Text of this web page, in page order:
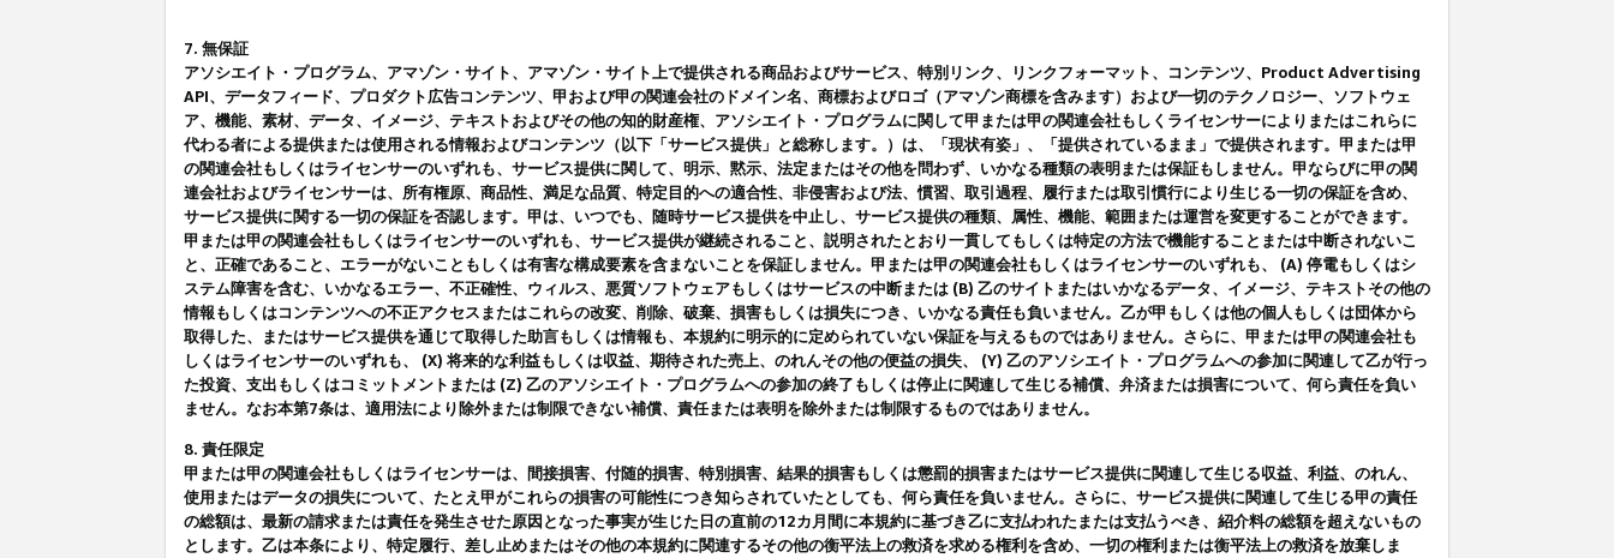
7. 無保証
アソシエイト・プログラム、アマゾン・サイト、アマゾン・サイト上で提供される商品およびサービス、特別リンク、リンクフォーマット、コンテンツ、Product Advertising
API、データフィード、プロダクト広告コンテンツ、甲および甲の関連会社のドメイン名、商標およびロゴ（アマゾン商標を含みます）および一切のテクノロジー、ソフトウェ
ア、機能、素材、データ、イメージ、テキストおよびその他の知的財産権、アソシエイト・プログラムに関して甲または甲の関連会社もしくライセンサーによりまたはこれらに
代わる者による提供または使用される情報およびコンテンツ（以下「サービス提供」と総称します。）は、「現状有姿」、「提供されているまま」で提供されます。甲または甲
の関連会社もしくはライセンサーのいずれも、サービス提供に関して、明示、黙示、法定またはその他を問わず、いかなる種類の表明または保証もしません。甲ならびに甲の関
連会社およびライセンサーは、所有権原、商品性、満足な品質、特定目的への適合性、非侵害および法、慣習、取引過程、履行または取引慣行により生じる一切の保証を含め、
サービス提供に関する一切の保証を否認します。甲は、いつでも、随時サービス提供を中止し、サービス提供の種類、属性、機能、範囲または運営を変更することができます。
甲または甲の関連会社もしくはライセンサーのいずれも、サービス提供が継続されること、説明されたとおり一貫してもしくは特定の方法で機能することまたは中断されないこ
と、正確であること、エラーがないこともしくは有害な構成要素を含まないことを保証しません。甲または甲の関連会社もしくはライセンサーのいずれも、 (A) 停電もしくはシ
ステム障害を含む、いかなるエラー、不正確性、ウィルス、悪質ソフトウェアもしくはサービスの中断または (B) 乙のサイトまたはいかなるデータ、イメージ、テキストその他の
情報もしくはコンテンツへの不正アクセスまたはこれらの改変、削除、破棄、損害もしくは損失につき、いかなる責任も負いません。乙が甲もしくは他の個人もしくは団体から
取得した、またはサービス提供を通じて取得した助言もしくは情報も、本規約に明示的に定められていない保証を与えるものではありません。さらに、甲または甲の関連会社も
しくはライセンサーのいずれも、 (X) 将来的な利益もしくは収益、期待された売上、のれんその他の便益の損失、 (Y) 乙のアソシエイト・プログラムへの参加に関連して乙が行っ
た投資、支出もしくはコミットメントまたは (Z) 乙のアソシエイト・プログラムへの参加の終了もしくは停止に関連して生じる補償、弁済または損害について、何ら責任を負い
ません。なお本第7条は、適用法により除外または制限できない補償、責任または表明を除外または制限するものではありません。
8. 責任限定
甲または甲の関連会社もしくはライセンサーは、間接損害、付随的損害、特別損害、結果的損害もしくは懲罰的損害またはサービス提供に関連して生じる収益、利益、のれん、
使用またはデータの損失について、たとえ甲がこれらの損害の可能性につき知らされていたとしても、何ら責任を負いません。さらに、サービス提供に関連して生じる甲の責任
の総額は、最新の請求または責任を発生させた原因となった事実が生じた日の直前の12カ月間に本規約に基づき乙に支払われたまたは支払うべき、紹介料の総額を超えないもの
とします。乙は本条により、特定履行、差し止めまたはその他の本規約に関連するその他の衡平法上の救済を求める権利を含め、一切の権利または衡平法上の救済を放棄しま